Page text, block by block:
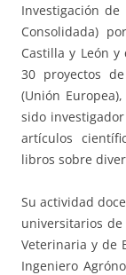
Investigación de
Consolidada)
Castilla y León
30 proyectos
(Unión
sido
artículos
libros sobre
Su actividad
universitarios de
Veterinaria y de
Ingeniero